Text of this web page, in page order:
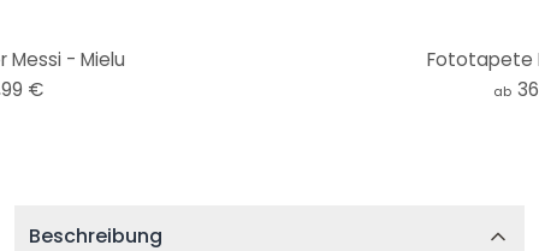
Messi - Mielu
€
Fototapete
ab
Beschreibung